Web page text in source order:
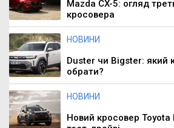
Mazda CX-5: огляд
кросовера
НОВИНИ
Duster чи Bigster: який
обрати?
НОВИНИ
Новий кросовер Toyota